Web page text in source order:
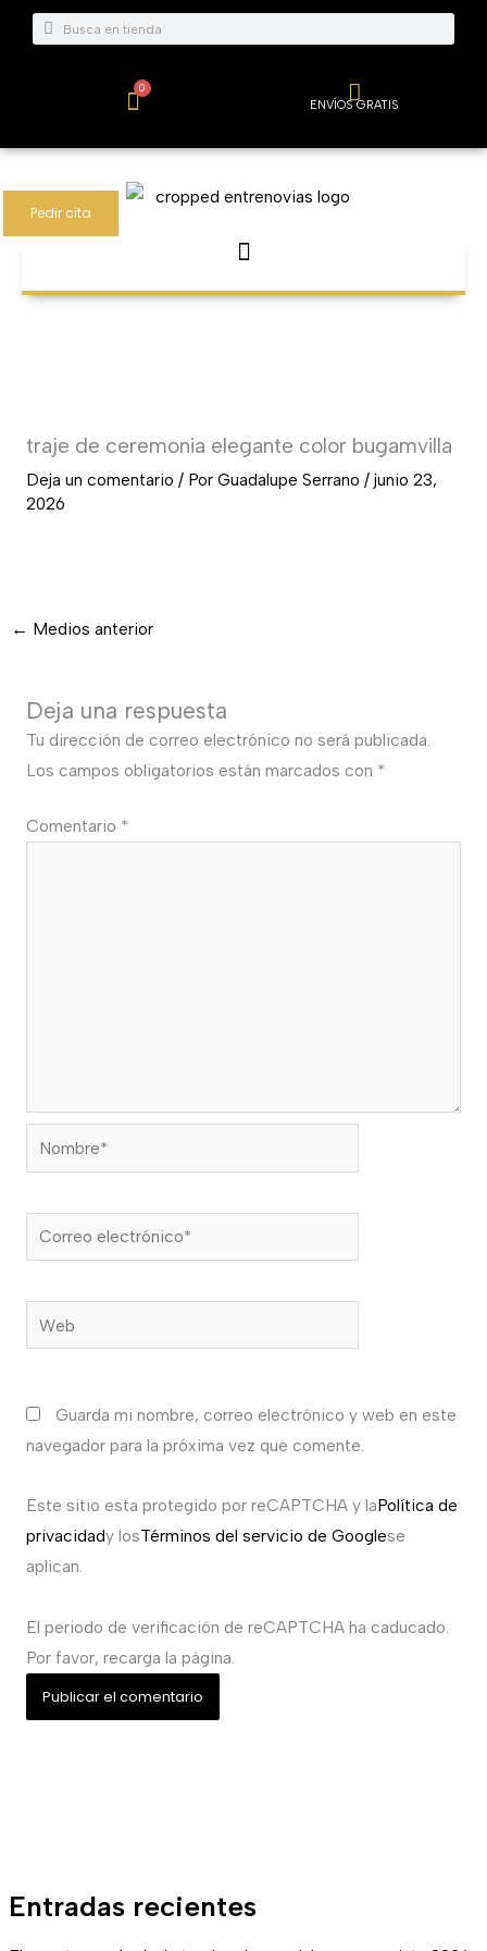
Buscar
Buscar
0
Carrito ENVÍOS GRATIS
Pedir cita
Entradas recientes
traje de ceremonia elegante color bugamvilla
Deja un comentario / Por Guadalupe Serrano / junio 23,
2026
← Medios anterior
Deja una respuesta
Tu dirección de correo electrónico no será publicada.
Los campos obligatorios están marcados con *
Comentario *
Nombre*
Correo
electrónico*
Web
Guarda mi nombre, correo electrónico y web en este
navegador para la próxima vez que comente.
Este sitio esta protegido por reCAPTCHA y laPolítica de
privacidady losTérminos del servicio de Googlese
aplican.
El periodo de verificación de reCAPTCHA ha caducado.
Por favor, recarga la página.